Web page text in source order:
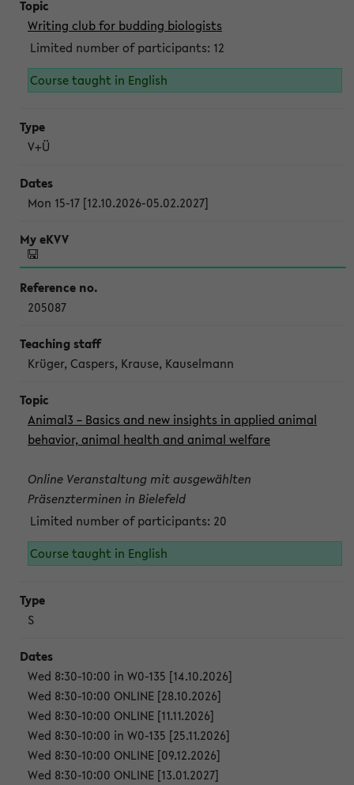
Writing club for budding biologists
Limited number of participants: 12
Course taught in English
V+Ü
Mon 15-17 [12.10.2026-05.02.2027]
205087
Krüger, Caspers, Krause, Kauselmann
Animal3 – Basics and new insights in applied animal
behavior, animal health and animal welfare
Online Veranstaltung mit ausgewählten
Präsenzterminen in Bielefeld
Limited number of participants: 20
Course taught in English
S
Wed 8:30-10:00 in W0-135 [14.10.2026]
Wed 8:30-10:00 ONLINE [28.10.2026]
Wed 8:30-10:00 ONLINE [11.11.2026]
Wed 8:30-10:00 in W0-135 [25.11.2026]
Wed 8:30-10:00 ONLINE [09.12.2026]
Wed 8:30-10:00 ONLINE [13.01.2027]